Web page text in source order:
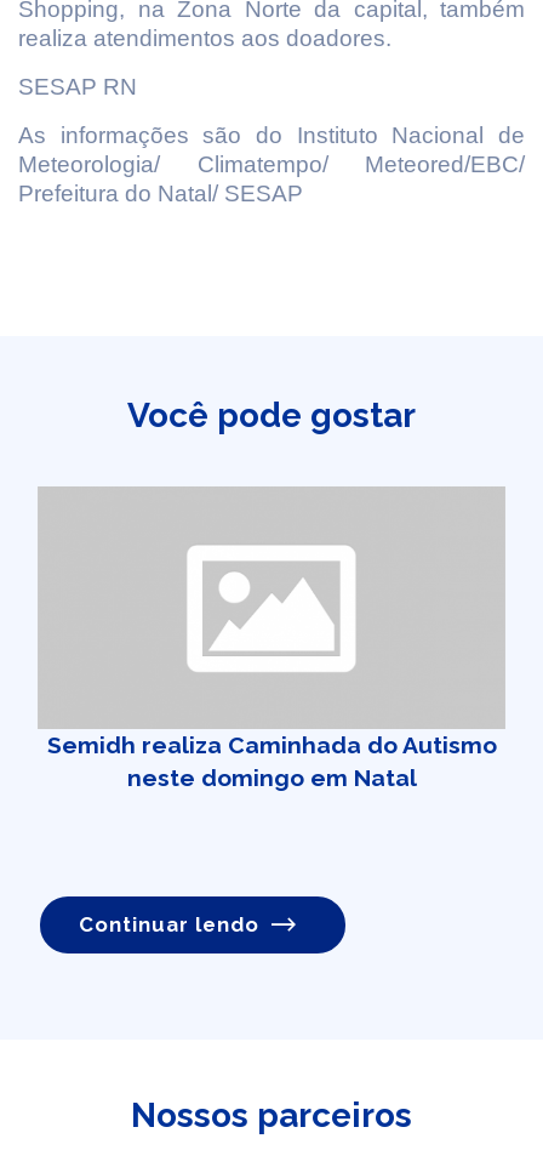
Shopping, na Zona Norte da capital, também
realiza atendimentos aos doadores.
SESAP RN
As informações são do Instituto Nacional de
Meteorologia/ Climatempo/ Meteored/EBC/
Prefeitura do Natal/ SESAP
Você pode gostar
Semidh realiza Caminhada do Autismo
neste domingo em Natal
Continuar lendo
Nossos parceiros